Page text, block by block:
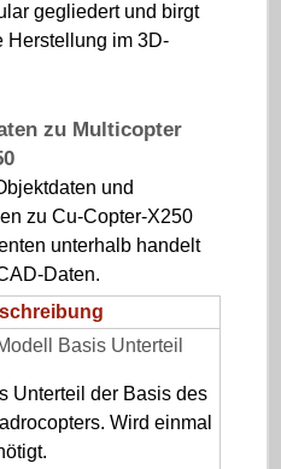
gegliedert und birgt
Herstellung im 3D-
zu Multicopter
und
zu Cu-Copter-X250
unterhalb handelt
Daten.
Basis Unterteil
Unterteil der Basis des
Wird einmal